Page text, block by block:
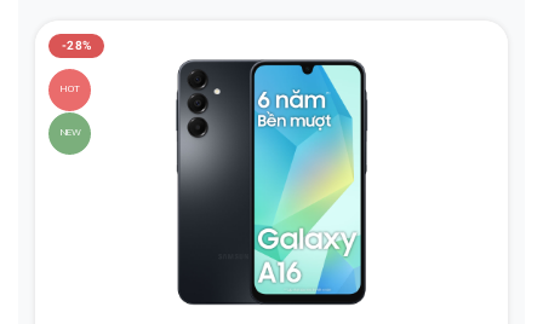
-28%
HOT
NEW